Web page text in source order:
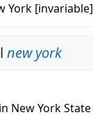
York
new york
New York